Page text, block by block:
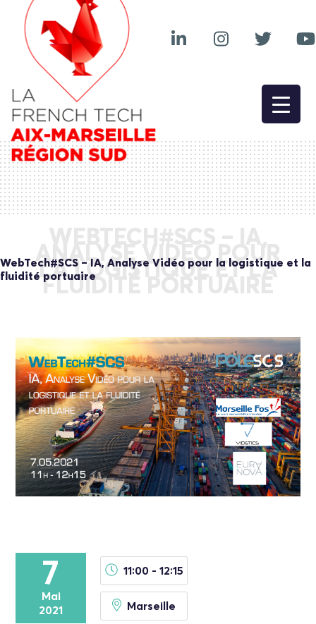
WEBTECH#SCS – IA,
ANALYSE VIDÉO POUR
LA LOGISTIQUE ET LA
FLUIDITÉ PORTUAIRE
WebTech#SCS – IA, Analyse Vidéo pour la logistique et la
fluidité portuaire
7
Mai
2021
11:00 - 12:15
Marseille